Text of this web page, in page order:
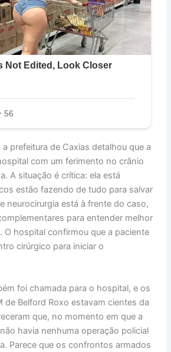
prefeitura de Caxias detalhou que a
com um ferimento no crânio
A situação é crítica: ela está
estão fazendo de tudo para salvar
neurocirurgia está à frente do caso,
para entender melhor
O hospital confirmou que a paciente
cirúrgico para iniciar o
foi chamada para o hospital, e os
de Belford Roxo estavam cientes da
que, no momento em que a
havia nenhuma operação policial
Parece que os confrontos armados